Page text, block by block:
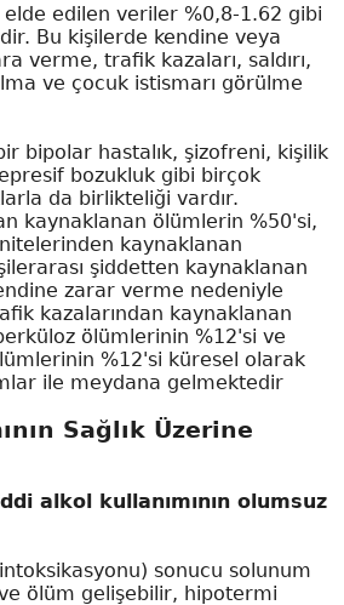
elde edilen veriler %0,8-1.62 gibi
Bu kişilerde kendine veya
verme, trafik kazaları, saldırı,
ve çocuk istismarı görülme
bir bipolar hastalık, şizofreni, kişilik
bozukluk gibi birçok
da birlikteliği vardır.
kaynaklanan ölümlerin %50'si,
kaynaklanan
şiddetten kaynaklanan
zarar verme nedeniyle
kazalarından kaynaklanan
ölümlerinin %12'si ve
%12'si küresel olarak
ile meydana gelmektedir
Sağlık Üzerine
alkol kullanımının olumsuz
sonucu solunum
ölüm gelişebilir, hipotermi